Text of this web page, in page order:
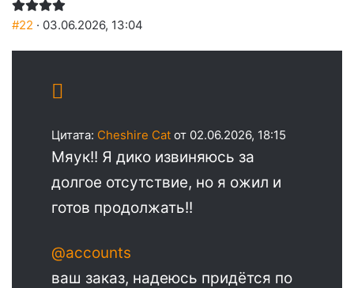
#22 · 03.06.2026, 13:04
Цитата: Cheshire Cat от 02.06.2026, 18:15
Мяук!! Я дико извиняюсь за
долгое отсутствие, но я ожил и
готов продолжать!!
@accounts
ваш заказ, надеюсь придётся по